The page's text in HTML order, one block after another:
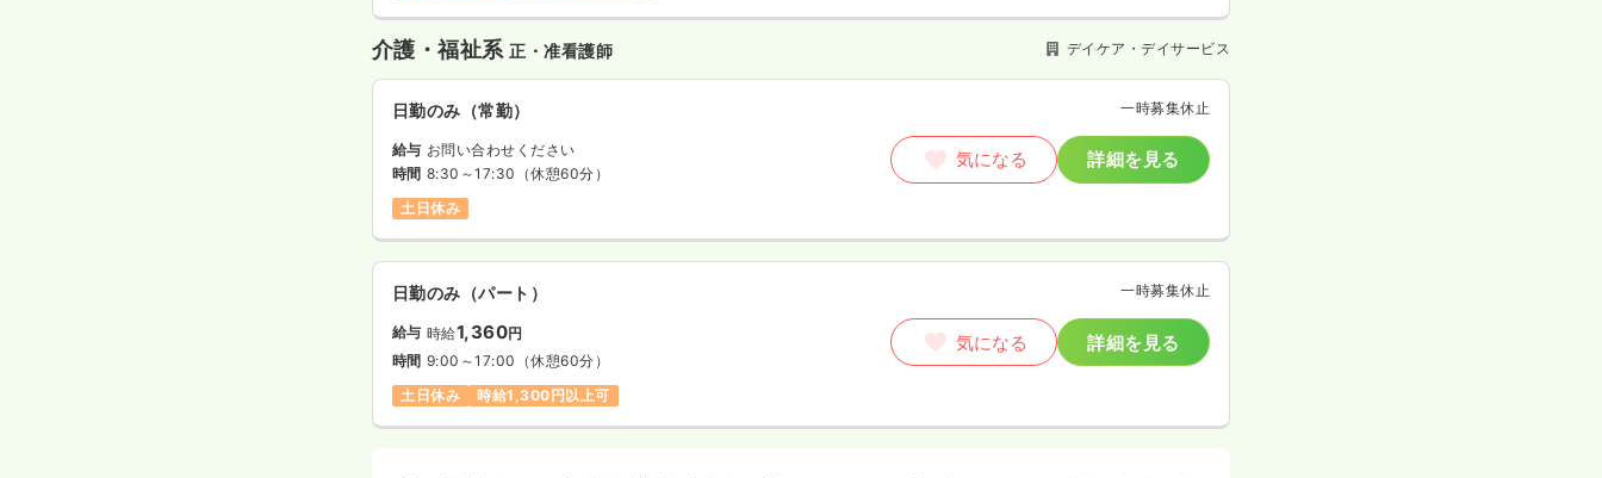
介護・福祉系正・准看護師 デイケア・デイサービス
日勤のみ（常勤） 一時募集休止
給与 お問い合わせください
時間 8:30～17:30 （休憩60分）
土日休み
気になる 詳細を見る
日勤のみ（パート） 一時募集休止
給与 時給1,360円
時間 9:00～17:00 （休憩60分）
土日休み
時給1,300円以上可
気になる 詳細を見る